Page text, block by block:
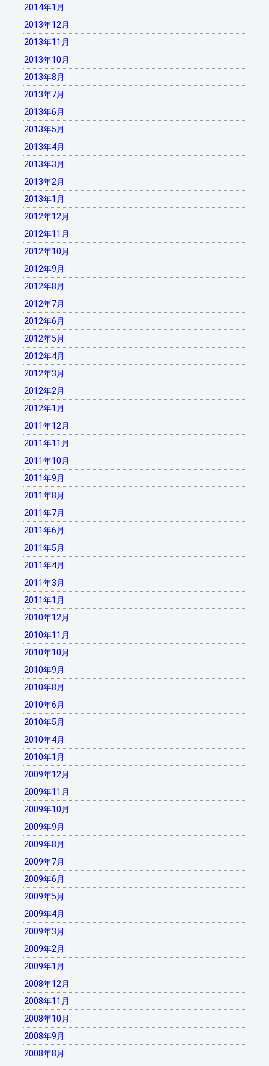
2014年1月
2013年12月
2013年11月
2013年10月
2013年8月
2013年7月
2013年6月
2013年5月
2013年4月
2013年3月
2013年2月
2013年1月
2012年12月
2012年11月
2012年10月
2012年9月
2012年8月
2012年7月
2012年6月
2012年5月
2012年4月
2012年3月
2012年2月
2012年1月
2011年12月
2011年11月
2011年10月
2011年9月
2011年8月
2011年7月
2011年6月
2011年5月
2011年4月
2011年3月
2011年1月
2010年12月
2010年11月
2010年10月
2010年9月
2010年8月
2010年6月
2010年5月
2010年4月
2010年1月
2009年12月
2009年11月
2009年10月
2009年9月
2009年8月
2009年7月
2009年6月
2009年5月
2009年4月
2009年3月
2009年2月
2009年1月
2008年12月
2008年11月
2008年10月
2008年9月
2008年8月